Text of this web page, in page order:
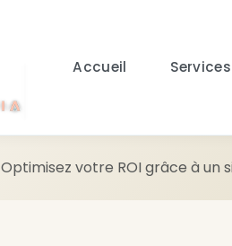
Accueil Services
Optimisez votre ROI grâce à un